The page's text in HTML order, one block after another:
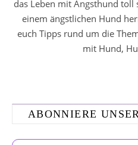
das Leben mit Angsthund
einem ängstlichen Hund
euch Tipps rund um die
mit Hund,
ABONNIERE